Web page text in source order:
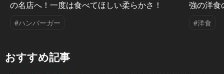
の名店へ！一度は食べてほしい柔らかさ！
#ハンバーガー
強の洋食
#洋食
おすすめ記事